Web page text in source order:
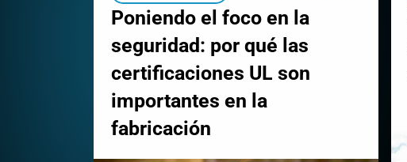
Poniendo el foco en la
seguridad: por qué las
certificaciones UL son
importantes en la
fabricación